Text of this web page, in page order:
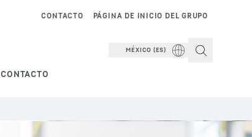
CONTACTO
PÁGINA DE INICIO DEL GRUPO
CONTACTO
MÉXICO (ES)